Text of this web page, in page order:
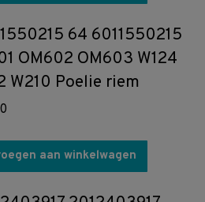
64 6011550215
OM602 OM603 W124
W210 Poelie riem
aan winkelwagen